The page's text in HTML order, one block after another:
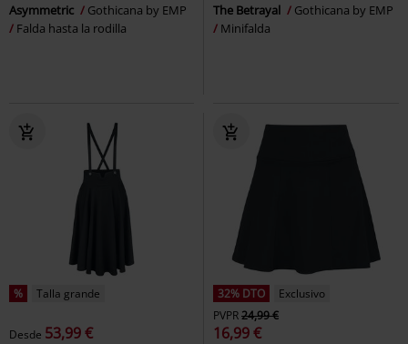
Asymmetric
Gothicana by EMP
Falda hasta la rodilla
The Betrayal
Gothicana by EMP
Minifalda
% Talla grande
Desde 53,99 €
32% DTO
Exclusivo
PVPR24,99 €
16,99 €